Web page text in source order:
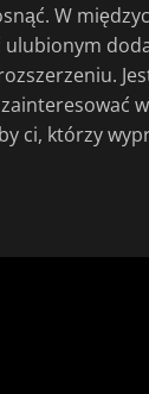
W
ulubionym
ci, którzy